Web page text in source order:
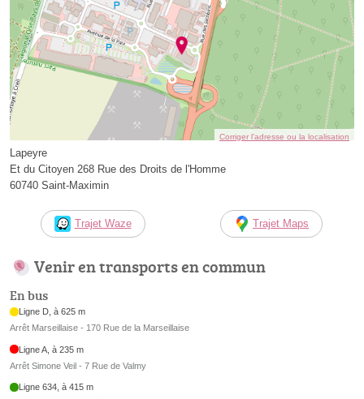
Corriger l’adresse ou la localisation
Lapeyre
Et du Citoyen 268 Rue des Droits de l'Homme
60740 Saint-Maximin
Trajet Waze Trajet Maps
Venir en transports en commun
En bus
Ligne D, à 625 m
Arrêt Marseillaise - 170 Rue de la Marseillaise
Ligne A, à 235 m
Arrêt Simone Veil - 7 Rue de Valmy
Ligne 634, à 415 m